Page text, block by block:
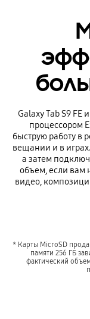
Galaxy Tab S9 FE
процессором
быструю работу в
вещании и в
а затем
объем, если вам
видео,
* Карты MicroSD
памяти 256 ГБ
фактический